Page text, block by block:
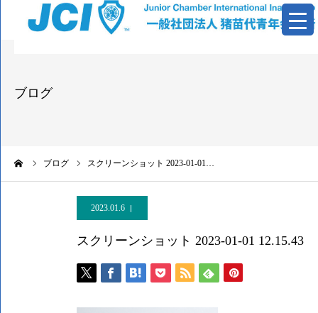
ブログ
ブログ スクリーンショット 2023-01-01…
2023.01.6
スクリーンショット 2023-01-01 12.15.43
情報公開
お問い合わせ